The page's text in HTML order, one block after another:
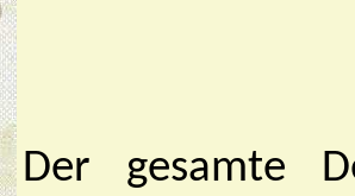
Der gesamte